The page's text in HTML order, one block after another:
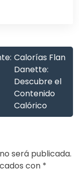
Calorías Flan
Danette:
Descubre el
Contenido
Calórico
será publicada.
con *